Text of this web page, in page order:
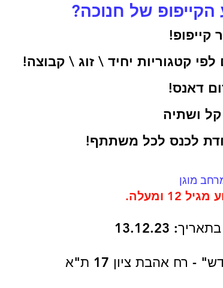
של חנוכה?
קייפופ!
קטגוריות יחיד \ זוג \ קבוצה!
דאנס!
קל ושתיה
לכנס לכל משתתף!
מוגן
12 ומעלה.
13.12.23
רח אהבת ציון 17 ת"א